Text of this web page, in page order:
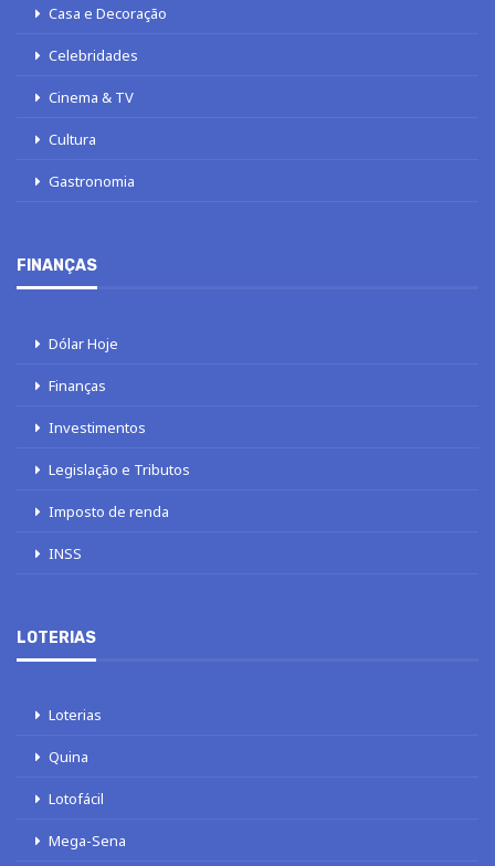
Casa e Decoração
Celebridades
Cinema & TV
Cultura
Gastronomia
FINANÇAS
Dólar Hoje
Finanças
Investimentos
Legislação e Tributos
Imposto de renda
INSS
LOTERIAS
Loterias
Quina
Lotofácil
Mega-Sena